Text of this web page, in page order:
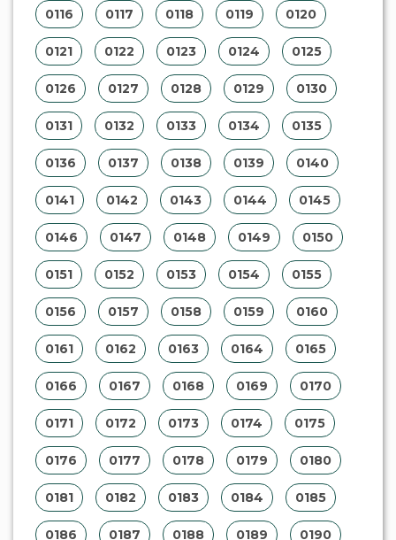
0116 0117 0118 0119 0120
0121 0122 0123 0124 0125
0126 0127 0128 0129 0130
0131 0132 0133 0134 0135
0136 0137 0138 0139 0140
0141 0142 0143 0144 0145
0146 0147 0148 0149 0150
0151 0152 0153 0154 0155
0156 0157 0158 0159 0160
0161 0162 0163 0164 0165
0166 0167 0168 0169 0170
0171 0172 0173 0174 0175
0176 0177 0178 0179 0180
0181 0182 0183 0184 0185
0186 0187 0188 0189 0190